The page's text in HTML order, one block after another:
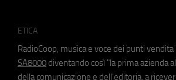
ETICA
RadioCoop, musica e voce dei punti
SA8000 diventando così "la prima azienda
della comunicazione e dell'editoria, a